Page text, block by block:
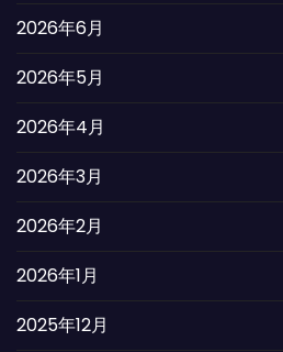
2026年6月
2026年5月
2026年4月
2026年3月
2026年2月
2026年1月
2025年12月